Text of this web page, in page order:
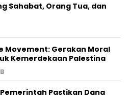
Sahabat, Orang Tua, dan
Movement: Gerakan Moral
Kemerdekaan Palestina
Pastikan Dana